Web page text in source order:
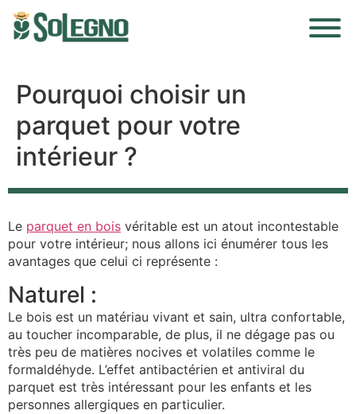
Pourquoi choisir un
parquet pour votre
intérieur ?
Le parquet en bois véritable est un atout incontestable
pour votre intérieur; nous allons ici énumérer tous les
avantages que celui ci représente :
Naturel :
Le bois est un matériau vivant et sain, ultra confortable,
au toucher incomparable, de plus, il ne dégage pas ou
très peu de matières nocives et volatiles comme le
formaldéhyde. L’effet antibactérien et antiviral du
parquet est très intéressant pour les enfants et les
personnes allergiques en particulier.